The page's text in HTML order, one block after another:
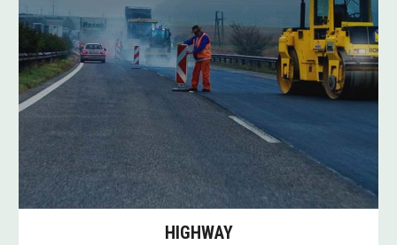
HIGHWAY